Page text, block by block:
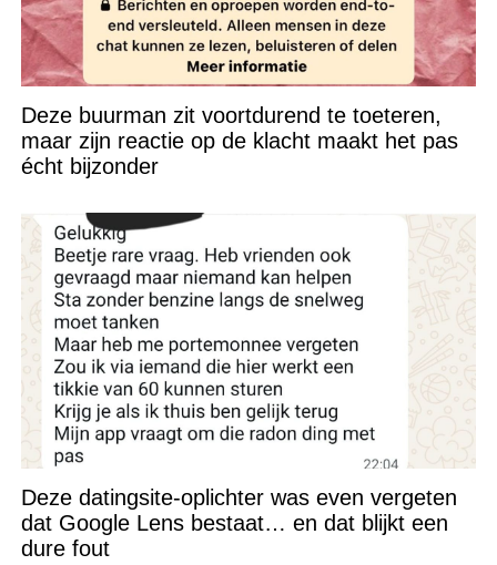
Deze buurman zit voortdurend te toeteren,
maar zijn reactie op de klacht maakt het pas
écht bijzonder
Deze datingsite-oplichter was even vergeten
dat Google Lens bestaat… en dat blijkt een
dure fout